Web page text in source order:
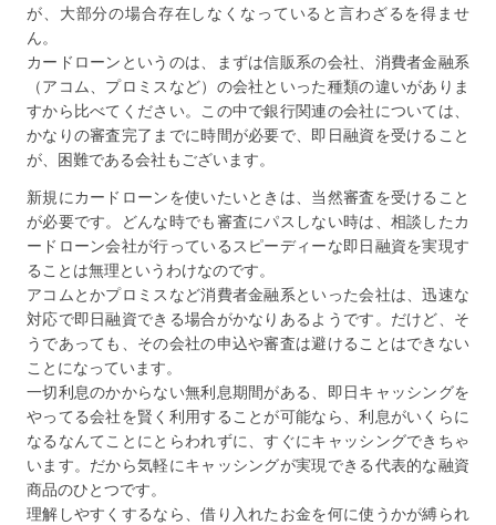
が、大部分の場合存在しなくなっていると言わざるを得ませ
ん。
カードローンというのは、まずは信販系の会社、消費者金融系
（アコム、プロミスなど）の会社といった種類の違いがありま
すから比べてください。この中で銀行関連の会社については、
かなりの審査完了までに時間が必要で、即日融資を受けること
が、困難である会社もございます。
新規にカードローンを使いたいときは、当然審査を受けること
が必要です。どんな時でも審査にパスしない時は、相談したカ
ードローン会社が行っているスピーディーな即日融資を実現す
ることは無理というわけなのです。
アコムとかプロミスなど消費者金融系といった会社は、迅速な
対応で即日融資できる場合がかなりあるようです。だけど、そ
うであっても、その会社の申込や審査は避けることはできない
ことになっています。
一切利息のかからない無利息期間がある、即日キャッシングを
やってる会社を賢く利用することが可能なら、利息がいくらに
なるなんてことにとらわれずに、すぐにキャッシングできちゃ
います。だから気軽にキャッシングが実現できる代表的な融資
商品のひとつです。
理解しやすくするなら、借り入れたお金を何に使うかが縛られ